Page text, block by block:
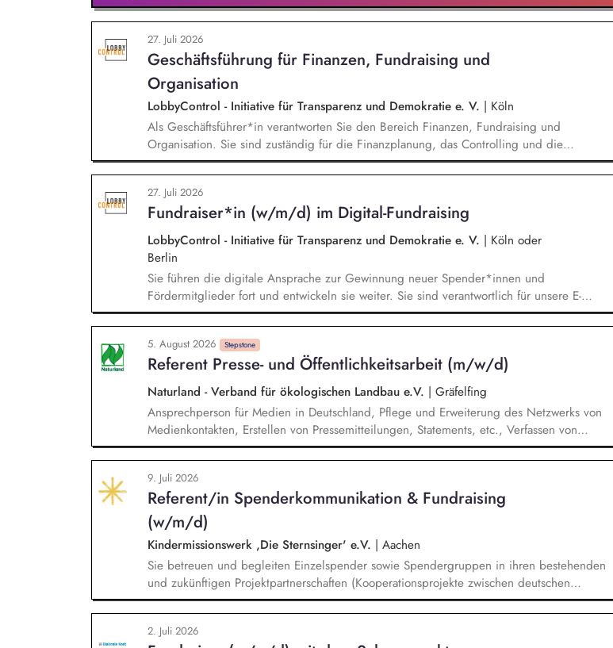
27. Juli 2026
Geschäftsführung für Finanzen, Fundraising und
Organisation
LobbyControl - Initiative für Transparenz und Demokratie e. V. | Köln
Als Geschäftsführer*in verantworten Sie den Bereich Finanzen, Fundraising und
Organisation. Sie sind zuständig für die Finanzplanung, das Controlling und die
Organisation des Rechnungswesens. Sie leiten das Fundraising-Team und entwickeln eine
nachhaltige Fundraising Strategie. Sie sind verantwortlich für das Personalmanagement
und die operative Steuerung von Prozessen zur Organisationsentwicklung.
27. Juli 2026
Fundraiser*in (w/m/d) im Digital-Fundraising
LobbyControl - Initiative für Transparenz und Demokratie e. V. | Köln oder
Berlin
Sie führen die digitale Ansprache zur Gewinnung neuer Spender*innen und
Fördermitglieder fort und entwickeln sie weiter. Sie sind verantwortlich für unsere E-
Mailings und steuern diese ganzheitlich - angefangen bei der Planung,
Zielgruppensegmentierung und Themenauswahl übers Texten bis hin zur technischen
Abwicklung und deren kontinuierlichen Optimierung und Weiterentwicklung.
5. August 2026 Stepstone
Referent Presse- und Öffentlichkeitsarbeit (m/w/d)
Naturland - Verband für ökologischen Landbau e.V. | Gräfelfing
Ansprechperson für Medien in Deutschland, Pflege und Erweiterung des Netzwerks von
Medienkontakten, Erstellen von Pressemitteilungen, Statements, etc., Verfassen von
Artikeln und Posts für verschiedene interne wie externe Verbandsmedien, Strategische
Kommunikationsplanung in Zusammenarbeit mit der Leitung Kommunikation & Presse,
Enge Zusammenarbeit mit der Fachabteilung Politik zur Entwicklung und Formulierung
klarer politischer Botschaften, Medienmonitoring und Ableitung entsprechender
Kommunikationsmaßnahmen, Aktive Mitarbeit im Team Krisenkommunikation
9. Juli 2026
Referent/in Spenderkommunikation & Fundraising
(w/m/d)
Kindermissionswerk ,Die Sternsinger' e.V. | Aachen
Sie betreuen und begleiten Einzelspender sowie Spendergruppen in ihren bestehenden
und zukünftigen Projektpartnerschaften (Kooperationsprojekte zwischen deutschen
Spendergruppen und internationalen Entwicklungshilfeprojekten) und fördern den Aufbau
langfristiger, vertrauensvoller Beziehungen. Spenderbetreuung - Kommunikation und
Abstimmung zu Projekten, Budgets und Spendenaufkommen; Identifikation geeigneter
2. Juli 2026